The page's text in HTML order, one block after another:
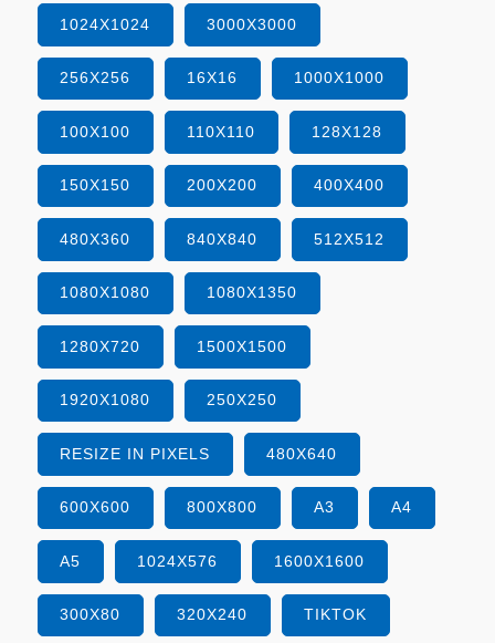
1024X1024 3000X3000
256X256 16X16 1000X1000
100X100 110X110 128X128
150X150 200X200 400X400
480X360 840X840 512X512
1080X1080 1080X1350
1280X720 1500X1500
1920X1080 250X250
RESIZE IN PIXELS 480X640
600X600 800X800 A3 A4
A5 1024X576 1600X1600
300X80 320X240 TIKTOK